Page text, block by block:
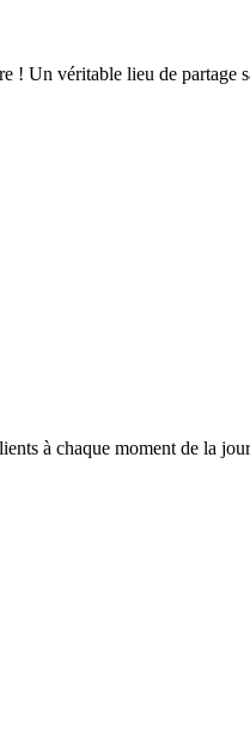
Un véritable lieu de partage
à chaque moment de la